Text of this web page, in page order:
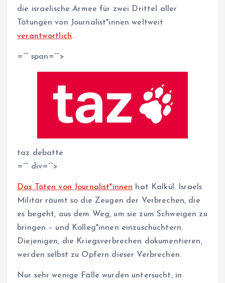
die israelische Armee für zwei Drittel aller
Tötungen von Jour­na­lis­t*in­nen weltweit
verantwortlich.
=”” span=””>
taz debatte
=”” div=””>
Das Töten von Jour­na­lis­t*in­nen hat Kalkül. Israels
Militär räumt so die Zeugen der Verbrechen, die
es begeht, aus dem Weg, um sie zum Schweigen zu
bringen – und Kol­le­g*in­nen einzuschüchtern.
Diejenigen, die Kriegsverbrechen dokumentieren,
werden selbst zu Opfern dieser Verbrechen.
Nur sehr wenige Fälle wurden untersucht, in